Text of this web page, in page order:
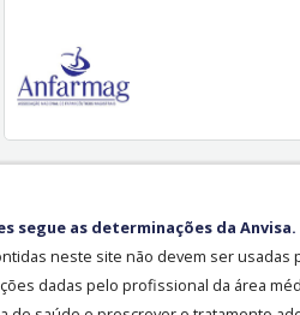
segue as determinações da Anvisa.
neste site não devem ser
dadas pelo profissional da área